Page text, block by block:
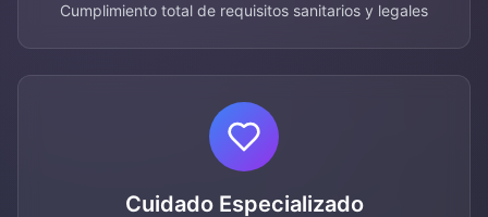
Cumplimiento total de requisitos sanitarios y legales
Cuidado Especializado